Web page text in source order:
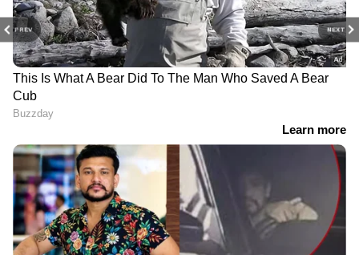
PREV NEXT